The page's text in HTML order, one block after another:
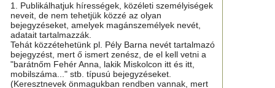
1. Publikálhatjuk hírességek, közéleti személyiségek
neveit, de nem tehetjük közzé az olyan
bejegyzéseket, amelyek magánszemélyek nevét,
adatait tartalmazzák.
Tehát közzétehetünk pl. Pély Barna nevét tartalmazó
bejegyzést, mert ő ismert zenész, de el kell vetni a
"barátnőm Fehér Anna, lakik Miskolcon itt és itt,
mobilszáma..." stb. típusú bejegyzéseket.
(Keresztnevek önmagukban rendben vannak, mert